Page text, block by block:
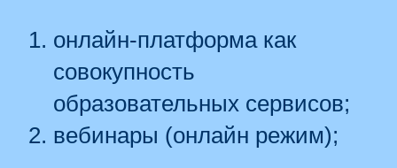
онлайн-платформа как
совокупность
образовательных сервисов;
вебинары (онлайн режим);